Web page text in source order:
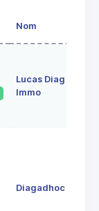
Nom
Lucas Diag
Immo
Diagadhoc